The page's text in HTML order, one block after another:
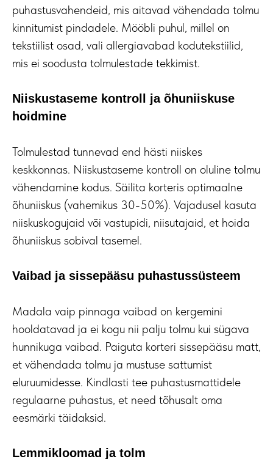
puhastusvahendeid, mis aitavad vähendada tolmu
kinnitumist pindadele. Mööbli puhul, millel on
tekstiilist osad, vali allergiavabad kodutekstiilid,
mis ei soodusta tolmulestade tekkimist.
Niiskustaseme kontroll ja õhuniiskuse
hoidmine
Tolmulestad tunnevad end hästi niiskes
keskkonnas. Niiskustaseme kontroll on oluline tolmu
vähendamine kodus. Säilita korteris optimaalne
õhuniiskus (vahemikus 30-50%). Vajadusel kasuta
niiskuskogujaid või vastupidi, niisutajaid, et hoida
õhuniiskus sobival tasemel.
Vaibad ja sissepääsu puhastussüsteem
Madala vaip pinnaga vaibad on kergemini
hooldatavad ja ei kogu nii palju tolmu kui sügava
hunnikuga vaibad. Paiguta korteri sissepääsu matt,
et vähendada tolmu ja mustuse sattumist
eluruumidesse. Kindlasti tee puhastusmattidele
regulaarne puhastus, et need tõhusalt oma
eesmärki täidaksid.
Lemmikloomad ja tolm